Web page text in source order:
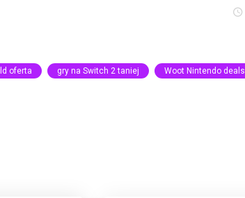
oferta gry na Switch 2 taniej Woot Nintendo deals